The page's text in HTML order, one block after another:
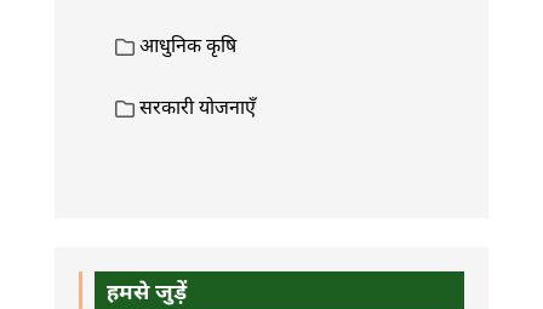
आधुनिक कृषि
सरकारी योजनाएँ
हमसे जुड़ें